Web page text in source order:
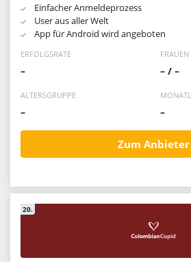
Einfacher Anmeldeprozess
User aus aller Welt
App für Android wird angeboten
ERFOLGSRATE
– – / –
ALTERSGRUPPE
– –
Zum Anbieter
20.